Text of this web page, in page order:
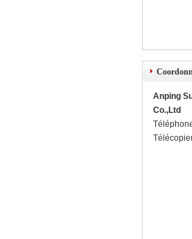
Anping
Co.,Ltd